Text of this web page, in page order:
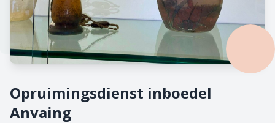
Opruimingsdienst inboedel
Anvaing